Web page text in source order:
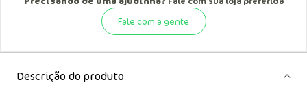
Fale com a gente
Descrição do produto